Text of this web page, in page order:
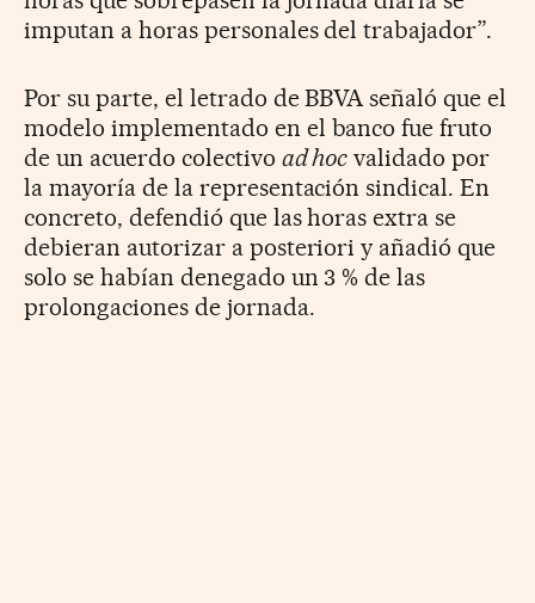
imputan a horas personales del trabajador”.
Por su parte, el letrado de BBVA señaló que el
modelo implementado en el banco fue fruto
de un acuerdo colectivo ad hoc validado por
la mayoría de la representación sindical. En
concreto, defendió que las horas extra se
debieran autorizar a posteriori y añadió que
solo se habían denegado un 3 % de las
prolongaciones de jornada.